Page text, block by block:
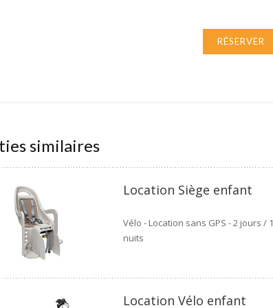
RÉSERVER
similaires
Location Siège enfant
Vélo - Location sans GPS - 2 jours / 1
nuits
Location Vélo enfant